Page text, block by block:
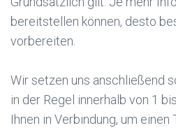
bereitstellen können, desto
vorbereiten.
Wir setzen uns anschließend
in der Regel innerhalb von 1
Ihnen in Verbindung, um einen